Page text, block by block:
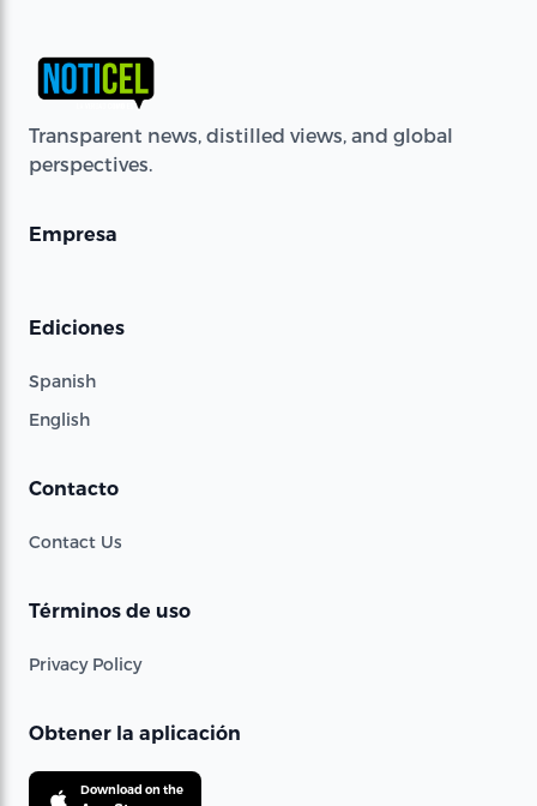
Transparent news, distilled views, and global
perspectives.
Empresa
Ediciones
Spanish
English
Contacto
Contact Us
Términos de uso
Privacy Policy
Obtener la aplicación
Download on the